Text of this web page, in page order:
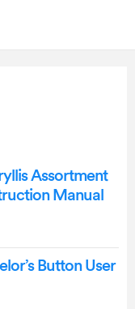
Assortment
Manual
Button User